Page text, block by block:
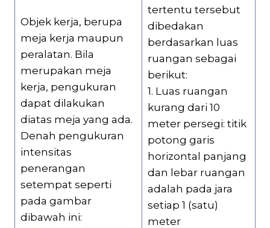
Objek kerja, berupa
meja kerja maupun
peralatan. Bila
merupakan meja
kerja, pengukuran
dapat dilakukan
diatas meja yang ada.
Denah pengukuran
intensitas
penerangan
setempat seperti
pada gambar
dibawah ini:
tertentu tersebut
dibedakan
berdasarkan luas
ruangan sebagai
berikut:
1. Luas ruangan
kurang dari 10
meter persegi: titik
potong garis
horizontal panjang
dan lebar ruangan
adalah pada jara
setiap 1 (satu)
meter